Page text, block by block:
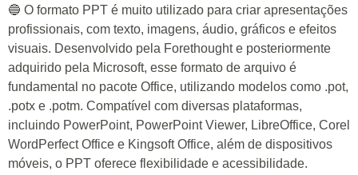
🔵 O formato PPT é muito utilizado para criar apresentações
profissionais, com texto, imagens, áudio, gráficos e efeitos
visuais. Desenvolvido pela Forethought e posteriormente
adquirido pela Microsoft, esse formato de arquivo é
fundamental no pacote Office, utilizando modelos como .pot,
.potx e .potm. Compatível com diversas plataformas,
incluindo PowerPoint, PowerPoint Viewer, LibreOffice, Corel
WordPerfect Office e Kingsoft Office, além de dispositivos
móveis, o PPT oferece flexibilidade e acessibilidade.